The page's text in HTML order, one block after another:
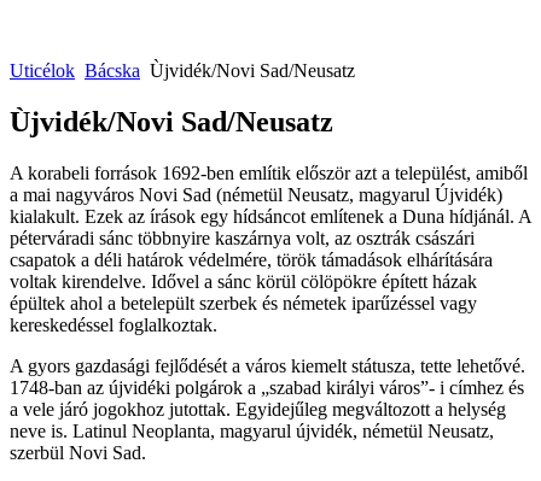
Uticélok Bácska Ùjvidék/Novi Sad/Neusatz
Ùjvidék/Novi Sad/Neusatz
A korabeli források 1692-ben említik először azt a települést, amiből
a mai nagyváros Novi Sad (németül Neusatz, magyarul Újvidék)
kialakult. Ezek az írások egy hídsáncot említenek a Duna hídjánál. A
péterváradi sánc többnyire kaszárnya volt, az osztrák császári
csapatok a déli határok védelmére, török támadások elhárítására
voltak kirendelve. Idővel a sánc körül cölöpökre épített házak
épültek ahol a betelepült szerbek és németek iparűzéssel vagy
kereskedéssel foglalkoztak.
A gyors gazdasági fejlődését a város kiemelt státusza, tette lehetővé.
1748-ban az újvidéki polgárok a „szabad királyi város”- i címhez és
a vele járó jogokhoz jutottak. Egyidejűleg megváltozott a helység
neve is. Latinul Neoplanta, magyarul újvidék, németül Neusatz,
szerbül Novi Sad.